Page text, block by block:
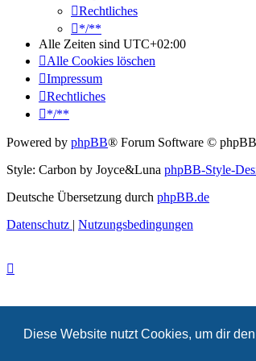
Diese Website nutzt Cookies, um dir
Rechtliches
*/**
Alle Zeiten sind UTC+02:00
Alle Cookies löschen
Impressum
Rechtliches
*/**
Powered by phpBB® Forum Software ©
Style: Carbon by Joyce&Luna phpBB-Style-
Deutsche Übersetzung durch phpBB.de
Datenschutz | Nutzungsbedingungen